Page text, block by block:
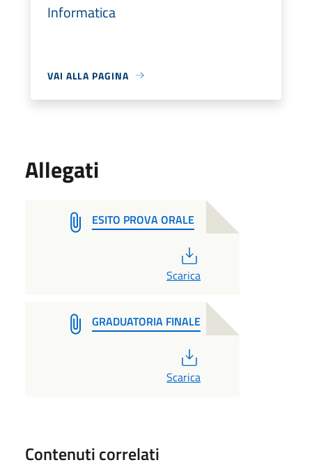
Informatica
VAI ALLA PAGINA
Allegati
ESITO PROVA ORALE
Scarica
GRADUATORIA FINALE
Scarica
Contenuti correlati